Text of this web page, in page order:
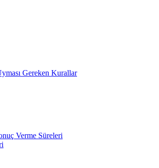
Gereken Kurallar
Verme Süreleri